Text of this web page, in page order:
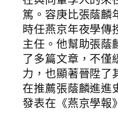
篤。容庚比張蔭麟
時任燕京年夜學傳
主任。他幫助張蔭
了多篇文章，不僅
力，也顯著晉陞了
在推薦張蔭麟進進
發表在《燕京學報